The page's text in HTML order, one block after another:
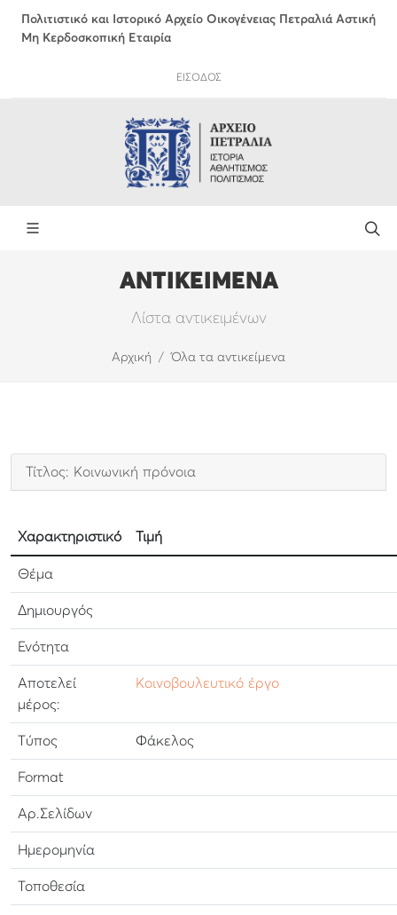
Πολιτιστικό και Ιστορικό Αρχείο Οικογένειας Πετραλιά Αστική
Μη Κερδοσκοπική Εταιρία
ΕΙΣΟΔΟΣ
ΑΝΤΙΚΕΙΜΕΝΑ
Λίστα αντικειμένων
Αρχική Όλα τα αντικείμενα
Τίτλος: Κοινωνική πρόνοια
Χαρακτηριστικό Τιμή
Θέμα
Δημιουργός
Ενότητα
Αποτελεί
μέρος:
Κοινοβουλευτικό έργο
Τύπος Φάκελος
Format
Αρ.Σελίδων
Ημερομηνία
Τοποθεσία